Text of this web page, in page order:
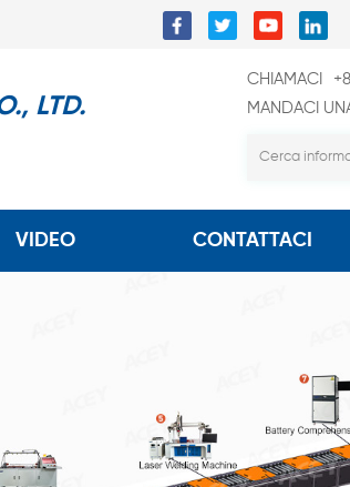
LTD.
CHIAMACI
MANDACI
VIDEO CONTATTACI